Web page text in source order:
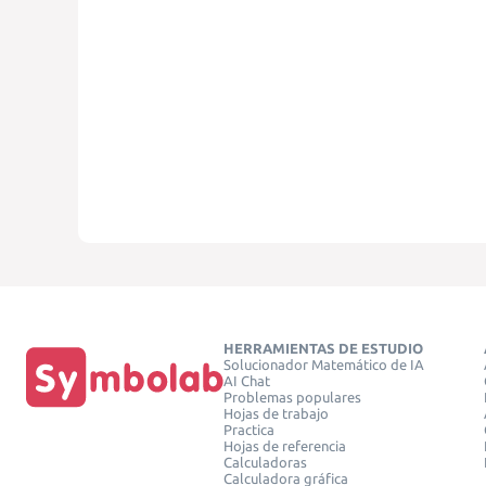
HERRAMIENTAS DE ESTUDIO
Solucionador Matemático de IA
AI Chat
Problemas populares
Hojas de trabajo
Practica
Hojas de referencia
Calculadoras
Calculadora gráfica